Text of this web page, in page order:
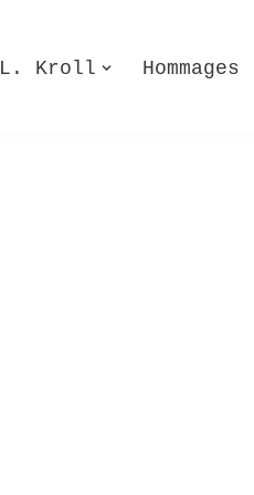
L. Kroll Hommages